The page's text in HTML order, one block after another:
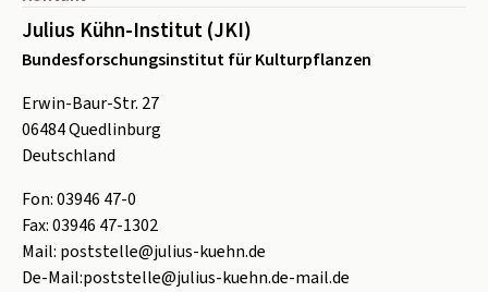
Julius Kühn-Institut (JKI)
Bundesforschungsinstitut für Kulturpflanzen
Erwin-Baur-Str. 27
06484Quedlinburg
Deutschland
Fon:03946 47-0
Fax:03946 47-1302
Mail: poststelle@julius-kuehn.de
De-Mail:poststelle@julius-kuehn.de-mail.de